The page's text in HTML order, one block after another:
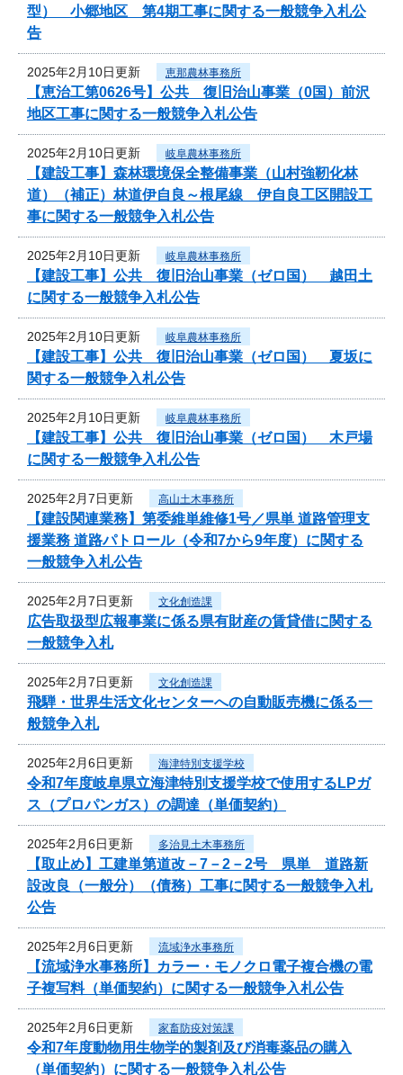
型） 小郷地区 第4期工事に関する一般競争入札公
告
2025年2月10日更新 恵那農林事務所
【恵治工第0626号】公共 復旧治山事業（0国）前沢
地区工事に関する一般競争入札公告
2025年2月10日更新 岐阜農林事務所
【建設工事】森林環境保全整備事業（山村強靭化林
道）（補正）林道伊自良～根尾線 伊自良工区開設工
事に関する一般競争入札公告
2025年2月10日更新 岐阜農林事務所
【建設工事】公共 復旧治山事業（ゼロ国） 越田土
に関する一般競争入札公告
2025年2月10日更新 岐阜農林事務所
【建設工事】公共 復旧治山事業（ゼロ国） 夏坂に
関する一般競争入札公告
2025年2月10日更新 岐阜農林事務所
【建設工事】公共 復旧治山事業（ゼロ国） 木戸場
に関する一般競争入札公告
2025年2月7日更新 高山土木事務所
【建設関連業務】第委維単維修1号／県単 道路管理支
援業務 道路パトロール（令和7から9年度）に関する
一般競争入札公告
2025年2月7日更新 文化創造課
広告取扱型広報事業に係る県有財産の賃貸借に関する
一般競争入札
2025年2月7日更新 文化創造課
飛騨・世界生活文化センターへの自動販売機に係る一
般競争入札
2025年2月6日更新 海津特別支援学校
令和7年度岐阜県立海津特別支援学校で使用するLPガ
ス（プロパンガス）の調達（単価契約）
2025年2月6日更新 多治見土木事務所
【取止め】工建単第道改－7－2－2号 県単 道路新
設改良（一般分）（債務）工事に関する一般競争入札
公告
2025年2月6日更新 流域浄水事務所
【流域浄水事務所】カラー・モノクロ電子複合機の電
子複写料（単価契約）に関する一般競争入札公告
2025年2月6日更新 家畜防疫対策課
令和7年度動物用生物学的製剤及び消毒薬品の購入
（単価契約）に関する一般競争入札公告